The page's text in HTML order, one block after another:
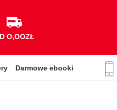
O,OOZŁ
Darmowe ebooki